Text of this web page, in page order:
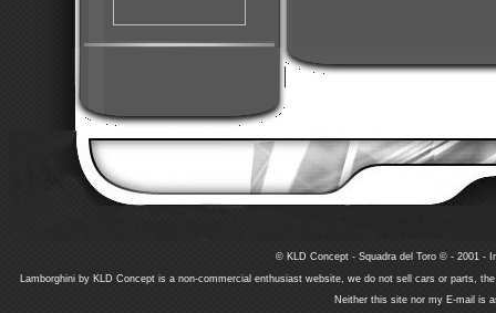
© KLD Concept - Squadra del Toro © - 2001 -
Lamborghini by KLD Concept is a non-commercial enthusiast website, we do not sell cars or parts,
Neither this site nor my E-mail is